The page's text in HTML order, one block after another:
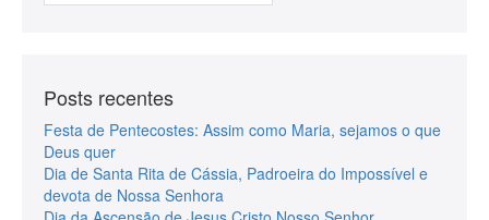
Posts recentes
Festa de Pentecostes: Assim como Maria, sejamos o que
Deus quer
Dia de Santa Rita de Cássia, Padroeira do Impossível e
devota de Nossa Senhora